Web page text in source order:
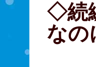
◇続
なの